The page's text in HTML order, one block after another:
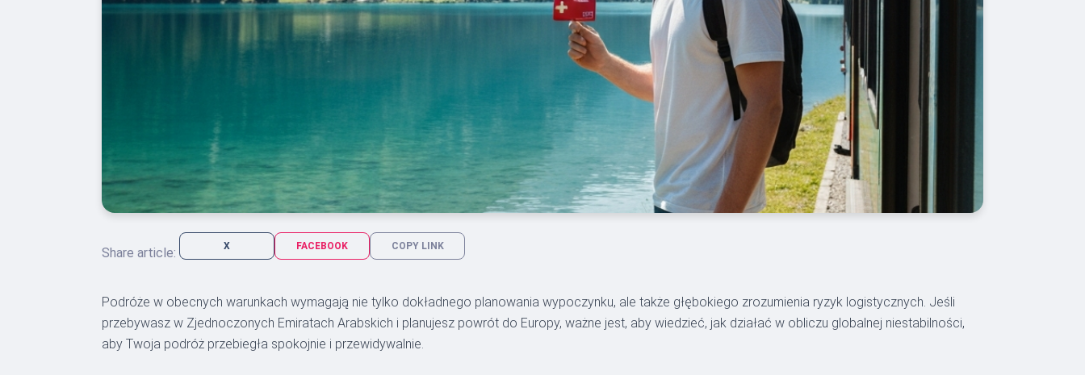
Share article: X FACEBOOK COPY LINK
Podróże w obecnych warunkach wymagają nie tylko dokładnego planowania wypoczynku, ale także głębokiego zrozumienia ryzyk logistycznych. Jeśli
przebywasz w Zjednoczonych Emiratach Arabskich i planujesz powrót do Europy, ważne jest, aby wiedzieć, jak działać w obliczu globalnej niestabilności,
aby Twoja podróż przebiegła spokojnie i przewidywalnie.